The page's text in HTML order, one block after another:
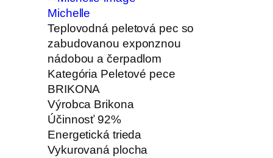
Michelle
Teplovodná peletová pec so
zabudovanou exponznou
nádobou a čerpadlom
Kategória Peletové pece
BRIKONA
Výrobca Brikona
Účinnosť92%
Energetická trieda
Vykurovaná plocha